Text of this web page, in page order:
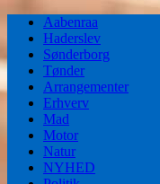
Aabenraa
Haderslev
Sønderborg
Tønder
Arrangementer
Erhverv
Mad
Motor
Natur
NYHED